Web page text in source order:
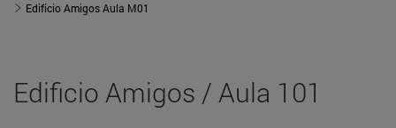
Edificio Amigos Aula M01
Edificio Amigos / Aula 101